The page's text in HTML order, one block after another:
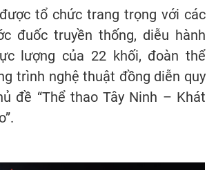
tổ chức trang trọng với các
đuốc truyền thống, diễu hành
lượng của 22 khối, đoàn thể
trình nghệ thuật đồng diễn quy
đề “Thể thao Tây Ninh – Khát